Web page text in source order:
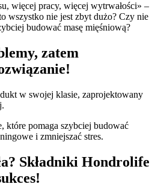
więcej pracy, więcej wytrwałości» –
wszystko nie jest zbyt dużo? Czy nie
budować masę mięśniową?
zatem
w swojej klasie, zaprojektowany
które pomaga szybciej budować
i zmniejszać stres.
Składniki Hondrolife